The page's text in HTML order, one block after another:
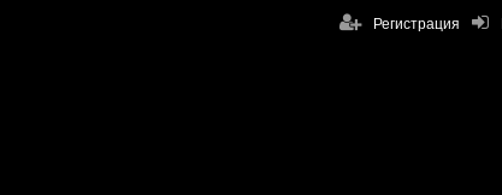
Регистрация